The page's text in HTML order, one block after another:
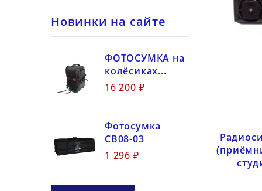
Новинки на сайте
ФОТОСУМКА на
колёсиках...
16 200 ₽
Фотосумка
CB08-03
1 296 ₽